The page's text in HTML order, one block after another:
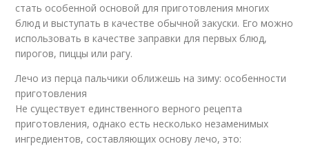
стать особенной основой для приготовления многих
блюд и выступать в качестве обычной закуски. Его можно
использовать в качестве заправки для первых блюд,
пирогов, пиццы или рагу.
Лечо из перца пальчики оближешь на зиму: особенности
приготовления
Не существует единственного верного рецепта
приготовления, однако есть несколько незаменимых
ингредиентов, составляющих основу лечо, это: